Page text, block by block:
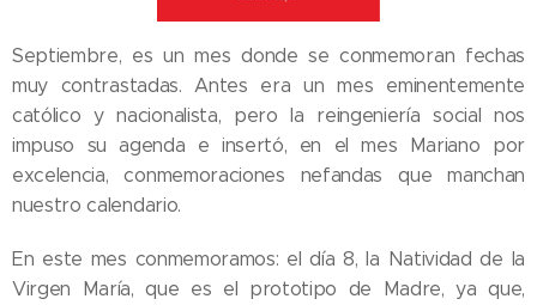
Septiembre, es un mes donde se conmemoran fechas
muy contrastadas. Antes era un mes eminentemente
católico y nacionalista, pero la reingeniería social nos
impuso su agenda e insertó, en el mes Mariano por
excelencia, conmemoraciones nefandas que manchan
nuestro calendario.
En este mes conmemoramos: el día 8, la Natividad de la
Virgen María, que es el prototipo de Madre, ya que,